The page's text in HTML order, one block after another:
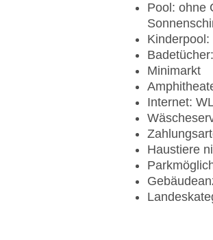
Pool: ohne
Minimarkt
Internet:
Haustiere